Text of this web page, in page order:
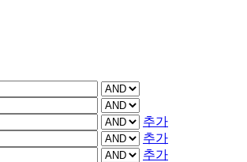
추가
추가
추가